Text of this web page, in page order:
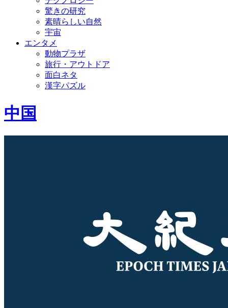
驚きの研究
素晴らしい自然
宇宙
エンタメ
動物プラザ
旅行・アウトドア
面白ネタ
漢字パズル
中国